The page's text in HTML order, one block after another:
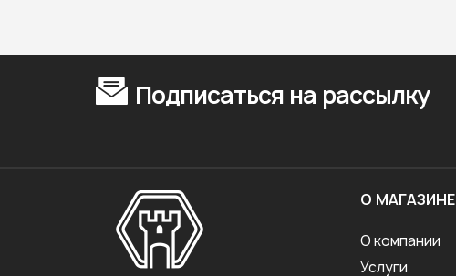
Подписаться на рассылку
О МАГАЗИНЕ
О компании
Услуги